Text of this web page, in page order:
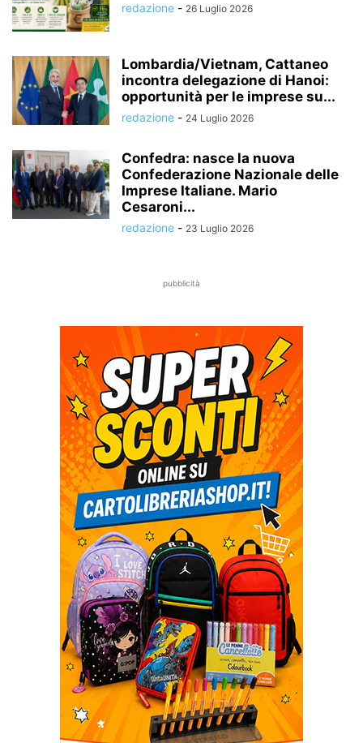
redazione - 26 Luglio 2026
Lombardia/Vietnam, Cattaneo
incontra delegazione di Hanoi:
opportunità per le imprese su...
redazione - 24 Luglio 2026
Confedra: nasce la nuova
Confederazione Nazionale delle
Imprese Italiane. Mario
Cesaroni...
redazione - 23 Luglio 2026
pubblicità